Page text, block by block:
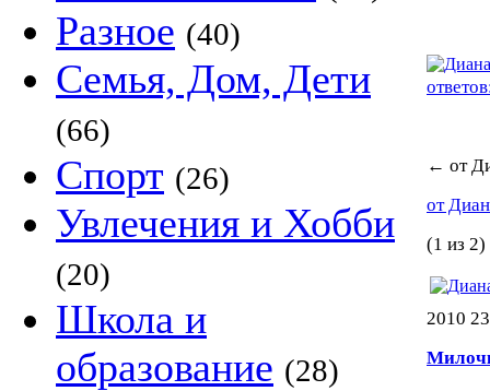
Разное (40)
Семья, Дом, Дети
(66)
Спорт (26)
Увлечения и Хобби
(20)
Школа и
образование (28)
← от
от
(1 из 2)
2010